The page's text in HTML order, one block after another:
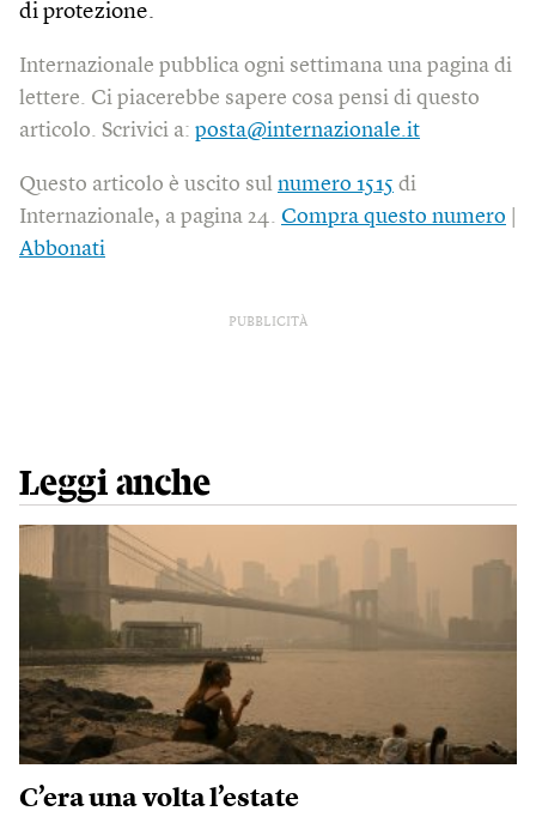
di protezione.
Internazionale pubblica ogni settimana una pagina di
lettere. Ci piacerebbe sapere cosa pensi di questo
articolo. Scrivici a: posta@internazionale.it
Questo articolo è uscito sul numero 1515 di
Internazionale, a pagina 24. Compra questo numero
Abbonati
PUBBLICITÀ
Leggi anche
C’era una volta l’estate